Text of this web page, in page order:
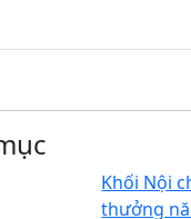
Khối Nội
thưởng